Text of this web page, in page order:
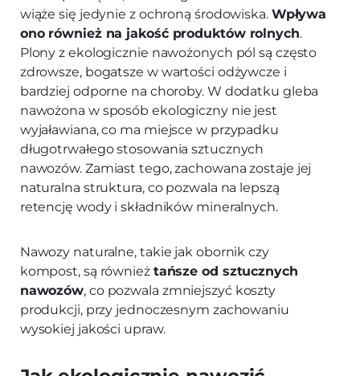
wiąże się jedynie z ochroną środowiska. Wpływa
ono również na jakość produktów rolnych.
Plony z ekologicznie nawożonych pól są często
zdrowsze, bogatsze w wartości odżywcze i
bardziej odporne na choroby. W dodatku gleba
nawożona w sposób ekologiczny nie jest
wyjaławiana, co ma miejsce w przypadku
długotrwałego stosowania sztucznych
nawozów. Zamiast tego, zachowana zostaje jej
naturalna struktura, co pozwala na lepszą
retencję wody i składników mineralnych.
Nawozy naturalne, takie jak obornik czy
kompost, są również tańsze od sztucznych
nawozów, co pozwala zmniejszyć koszty
produkcji, przy jednoczesnym zachowaniu
wysokiej jakości upraw.